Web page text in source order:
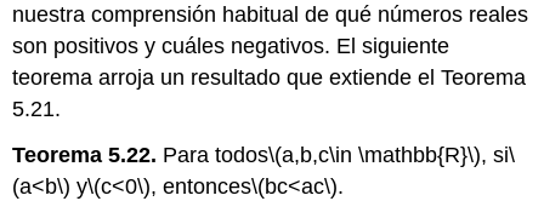
nuestra comprensión habitual de qué números reales
son positivos y cuáles negativos. El siguiente
teorema arroja un resultado que extiende el Teorema
5.21.
Teorema 5.22. Para todos\(a,b,c\in \mathbb{R}\), si\
(a<b\) y\(c<0\), entonces\(bc<ac\).